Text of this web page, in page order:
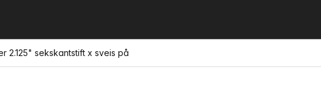
2.125" sekskantstift x sveis på